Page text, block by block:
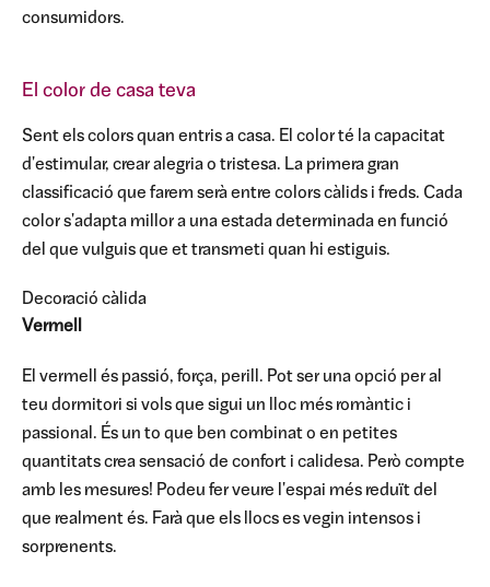
consumidors.
El color de casa teva
Sent els colors quan entris a casa. El color té la capacitat
d'estimular, crear alegria o tristesa. La primera gran
classificació que farem serà entre colors càlids i freds. Cada
color s'adapta millor a una estada determinada en funció
del que vulguis que et transmeti quan hi estiguis.
Decoració càlida
Vermell
El vermell és passió, força, perill. Pot ser una opció per al
teu dormitori si vols que sigui un lloc més romàntic i
passional. És un to que ben combinat o en petites
quantitats crea sensació de confort i calidesa. Però compte
amb les mesures! Podeu fer veure l'espai més reduït del
que realment és. Farà que els llocs es vegin intensos i
sorprenents.